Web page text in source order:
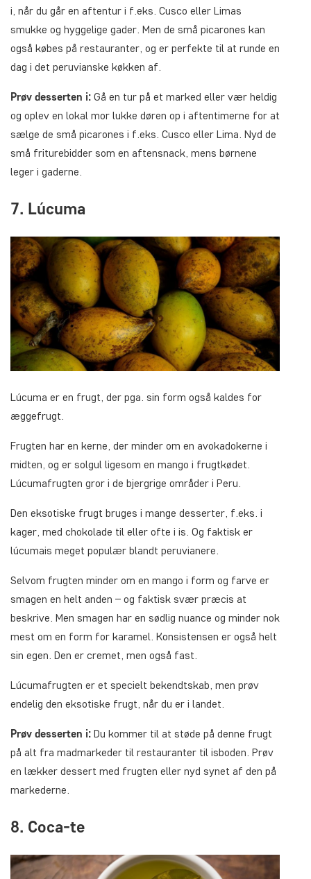
i, når du går en aftentur i f.eks. Cusco eller Limas
smukke og hyggelige gader. Men de små picarones kan
også købes på restauranter, og er perfekte til at runde en
dag i det peruvianske køkken af.
Prøv desserten i: Gå en tur på et marked eller vær heldig
og oplev en lokal mor lukke døren op i aftentimerne for at
sælge de små picarones i f.eks. Cusco eller Lima. Nyd de
små friturebidder som en aftensnack, mens børnene
leger i gaderne.
7. Lúcuma
Lúcuma er en frugt, der pga. sin form også kaldes for
æggefrugt.
Frugten har en kerne, der minder om en avokadokerne i
midten, og er solgul ligesom en mango i frugtkødet.
Lúcumafrugten gror i de bjergrige områder i Peru.
Den eksotiske frugt bruges i mange desserter, f.eks. i
kager, med chokolade til eller ofte i is. Og faktisk er
lúcumais meget populær blandt peruvianere.
Selvom frugten minder om en mango i form og farve er
smagen en helt anden – og faktisk svær præcis at
beskrive. Men smagen har en sødlig nuance og minder nok
mest om en form for karamel. Konsistensen er også helt
sin egen. Den er cremet, men også fast.
Lúcumafrugten er et specielt bekendtskab, men prøv
endelig den eksotiske frugt, når du er i landet.
Prøv desserten i: Du kommer til at støde på denne frugt
på alt fra madmarkeder til restauranter til isboden. Prøv
en lækker dessert med frugten eller nyd synet af den på
markederne.
8. Coca-te